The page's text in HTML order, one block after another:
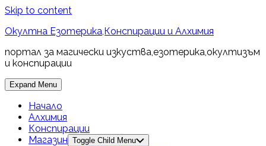
Skip to content
Окултна Езотерика,Конспирации и Алхимия
портал за магически изкуства,езотерика,окултизъм
и конспирации
Expand Menu
Начало
Алхимия
Конспирации
Магазин Toggle Child Menu